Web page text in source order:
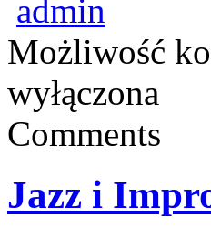
admin
Możliwość
wyłączona
Comments
Jazz i